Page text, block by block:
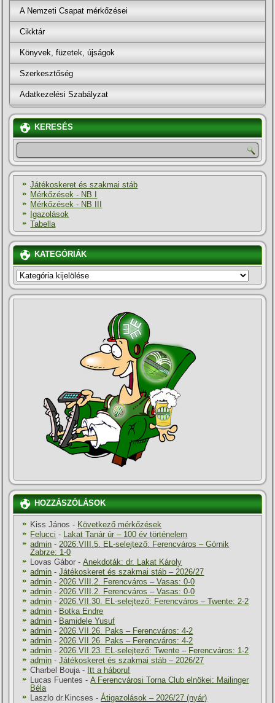
A Nemzeti Csapat mérkőzései
Cikktár
Könyvek, füzetek, újságok
Szerkesztőség
Adatkezelési Szabályzat
KERESÉS
Játékoskeret és szakmai stáb
Mérkőzések - NB I
Mérkőzések - NB III
Igazolások
Tabella
KATEGÓRIÁK
KATEGÓRIÁK
HOZZÁSZÓLÁSOK
Kiss János - Következő mérkőzések
Felucci -
Lakat Tanár úr – 100 év történelem
admin - 2026.VIII.5. EL-selejtező: Ferencváros – Górnik
Zabrze: 1-0
Lovas Gábor -Anekdoták: dr. Lakat Károly
admin -Játékoskeret és szakmai stáb – 2026/27
admin - 2026.VIII.2. Ferencváros – Vasas: 0-0
admin - 2026.VIII.2. Ferencváros – Vasas: 0-0
admin - 2026.VII.30. EL-selejtező: Ferencváros – Twente: 2-2
admin - Botka Endre
admin - Bamidele Yusuf
admin - 2026.VII.26. Paks – Ferencváros: 4-2
admin - 2026.VII.26. Paks – Ferencváros: 4-2
admin - 2026.VII.23. EL-selejtező: Twente – Ferencváros: 1-2
admin -Játékoskeret és szakmai stáb – 2026/27
Charbel Bouja - Itt a háboru!
Lucas Fuentes -A Ferencvárosi Torna Club elnökei: Mailinger
Béla
Laszlo dr.Kincses -Átigazolások – 2026/27 (nyár)